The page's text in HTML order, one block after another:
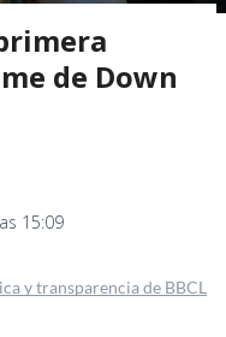
de Down
15:09
y transparencia de BBCL